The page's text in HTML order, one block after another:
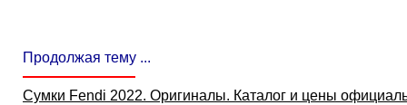
Продолжая тему ...
Сумки Fendi 2022. Оригиналы. Каталог и цены